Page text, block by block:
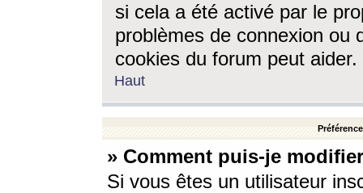
si cela a été activé par le
problèmes de connexion ou
cookies du forum peut aider.
Haut
» Comment puis-je
Si vous êtes un utilisateur